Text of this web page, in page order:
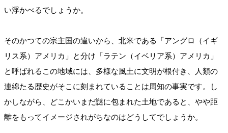
い浮かべるでしょうか。
そのかつての宗主国の違いから、北米である「アングロ（イギ
リス系）アメリカ」と分け「ラテン（イベリア系）アメリカ」
と呼ばれるこの地域には、多様な風土に文明が根付き、人類の
連綿たる歴史がそこに刻まれていることは周知の事実です。し
かしながら、どこかいまだ謎に包まれた土地であると、やや距
離をもってイメージされがちなのはどうしてでしょうか。